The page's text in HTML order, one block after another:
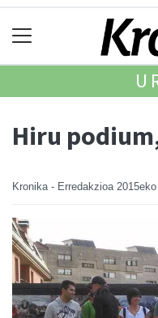
Hiru
Kronika - Erredakzioa